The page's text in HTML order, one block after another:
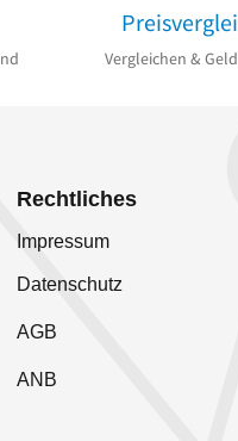
Vergleichen &
Rechtliches
Impressum
Datenschutz
AGB
ANB